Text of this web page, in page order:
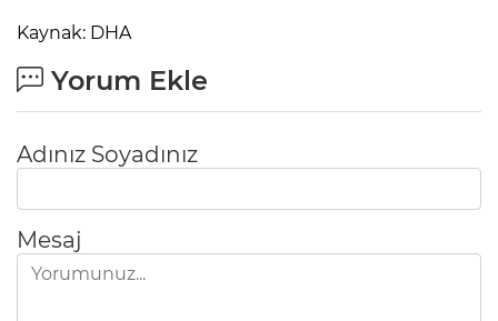
Kaynak: DHA
Yorum Ekle
Adınız Soyadınız
Mesaj